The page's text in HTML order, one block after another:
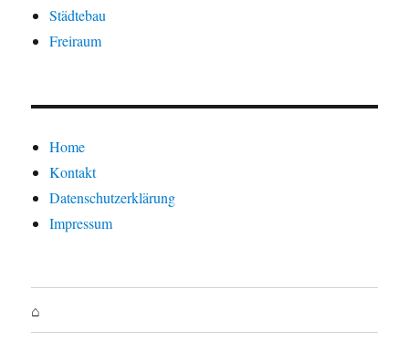
Städtebau
Freiraum
Home
Kontakt
Datenschutzerklärung
Impressum
⌂